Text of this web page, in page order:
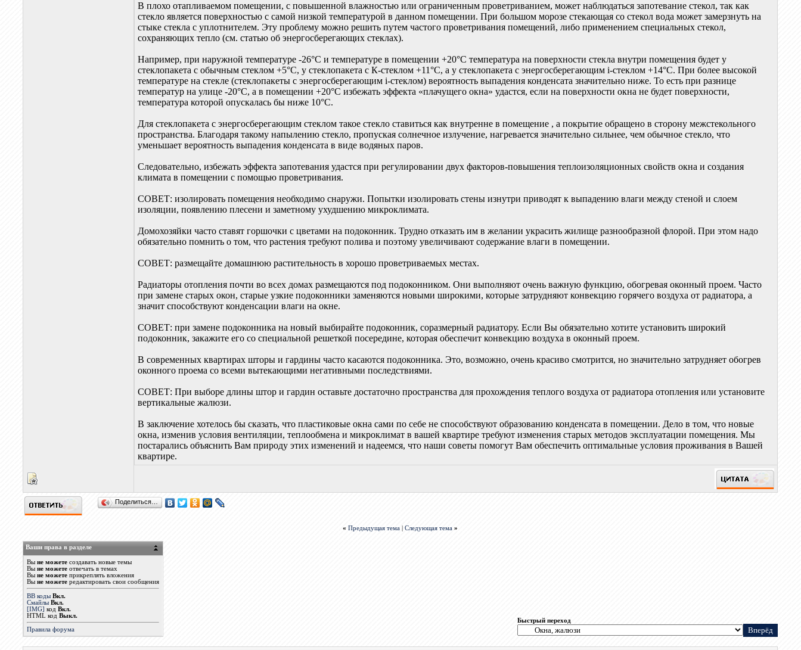
В плохо отапливаемом помещении, с повышенной влажностью или ограниченным проветриванием, может наблюдаться запотевание стекол, так как
стекло является поверхностью с самой низкой температурой в данном помещении. При большом морозе стекающая со стекол вода может замерзнуть на
стыке стекла с уплотнителем. Эту проблему можно решить путем частого проветривания помещений, либо применением специальных стекол,
сохраняющих тепло (см. статью об энергосберегающих стеклах).
Например, при наружной температуре -26°C и температуре в помещении +20°С температура на поверхности стекла внутри помещения будет у
стеклопакета с обычным стеклом +5°С, у стеклопакета с К-стеклом +11°С, а у стеклопакета с энергосберегающим i-стеклом +14°С. При более высокой
температуре на стекле (стеклопакеты с энергосберегающим i-стеклом) вероятность выпадения конденсата значительно ниже. То есть при разнице
температур на улице -20°С, а в помещении +20°С избежать эффекта «плачущего окна» удастся, если на поверхности окна не будет поверхности,
температура которой опускалась бы ниже 10°С.
Для стеклопакета с энергосберегающим стеклом такое стекло ставиться как внутренне в помещение , а покрытие обращено в сторону межстекольного
пространства. Благодаря такому напылению стекло, пропуская солнечное излучение, нагревается значительно сильнее, чем обычное стекло, что
уменьшает вероятность выпадения конденсата в виде водяных паров.
Следовательно, избежать эффекта запотевания удастся при регулировании двух факторов-повышения теплоизоляционных свойств окна и создания
климата в помещении с помощью проветривания.
СОВЕТ: изолировать помещения необходимо снаружи. Попытки изолировать стены изнутри приводят к выпадению влаги между стеной и слоем
изоляции, появлению плесени и заметному ухудшению микроклимата.
Домохозяйки часто ставят горшочки с цветами на подоконник. Трудно отказать им в желании украсить жилище разнообразной флорой. При этом надо
обязательно помнить о том, что растения требуют полива и поэтому увеличивают содержание влаги в помещении.
СОВЕТ: размещайте домашнюю растительность в хорошо проветриваемых местах.
Радиаторы отопления почти во всех домах размещаются под подоконником. Они выполняют очень важную функцию, обогревая оконный проем. Часто
при замене старых окон, старые узкие подоконники заменяются новыми широкими, которые затрудняют конвекцию горячего воздуха от радиатора, а
значит способствуют конденсации влаги на окне.
СОВЕТ: при замене подоконника на новый выбирайте подоконник, соразмерный радиатору. Если Вы обязательно хотите установить широкий
подоконник, закажите его со специальной решеткой посередине, которая обеспечит конвекцию воздуха в оконный проем.
В современных квартирах шторы и гардины часто касаются подоконника. Это, возможно, очень красиво смотрится, но значительно затрудняет обогрев
оконного проема со всеми вытекающими негативными последствиями.
СОВЕТ: При выборе длины штор и гардин оставьте достаточно пространства для прохождения теплого воздуха от радиатора отопления или установите
вертикальные жалюзи.
В заключение хотелось бы сказать, что пластиковые окна сами по себе не способствуют образованию конденсата в помещении. Дело в том, что новые
окна, изменив условия вентиляции, теплообмена и микроклимат в вашей квартире требуют изменения старых методов эксплуатации помещения. Мы
постарались объяснить Вам природу этих изменений и надеемся, что наши советы помогут Вам обеспечить оптимальные условия проживания в Вашей
квартире.
Поделиться…
« Предыдущая тема |Следующая тема »
Ваши права в разделе
Выне можете создавать новые темы
Выне можете отвечать в темах
Выне можете прикреплять вложения
Выне можете редактировать свои сообщения
BB коды Вкл.
Смайлы Вкл.
[IMG] кодВкл.
HTML кодВыкл.
Правила форума
Быстрый переход